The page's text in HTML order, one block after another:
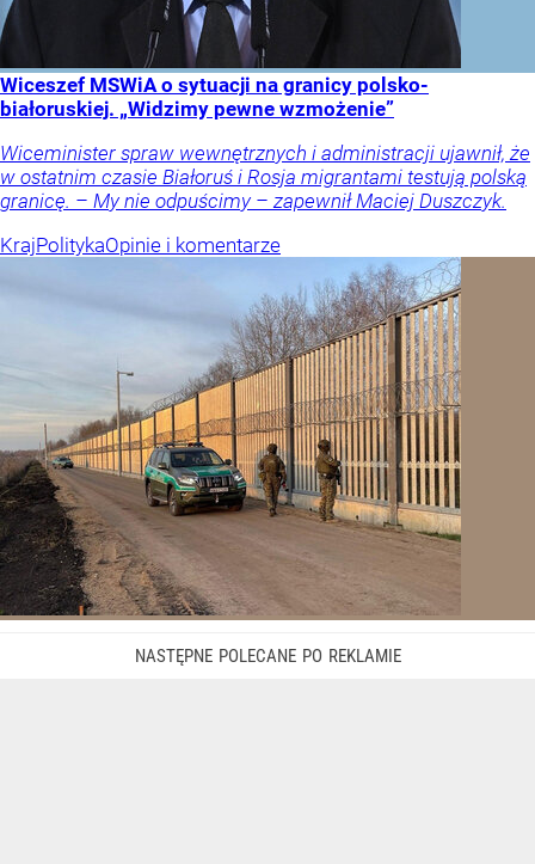
Wiceszef MSWiA o sytuacji na granicy polsko-
białoruskiej. „Widzimy pewne wzmożenie”
Wiceminister spraw wewnętrznych i administracji ujawnił, że
w ostatnim czasie Białoruś i Rosja migrantami testują polską
granicę. – My nie odpuścimy – zapewnił Maciej Duszczyk.
KrajPolitykaOpinie i komentarze